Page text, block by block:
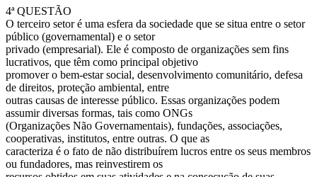
4ª QUESTÃO
O terceiro setor é uma esfera da sociedade que se situa entre o setor
público (governamental) e o setor
privado (empresarial). Ele é composto de organizações sem fins
lucrativos, que têm como principal objetivo
promover o bem-estar social, desenvolvimento comunitário, defesa
de direitos, proteção ambiental, entre
outras causas de interesse público. Essas organizações podem
assumir diversas formas, tais como ONGs
(Organizações Não Governamentais), fundações, associações,
cooperativas, institutos, entre outras. O que as
caracteriza é o fato de não distribuírem lucros entre os seus membros
ou fundadores, mas reinvestirem os